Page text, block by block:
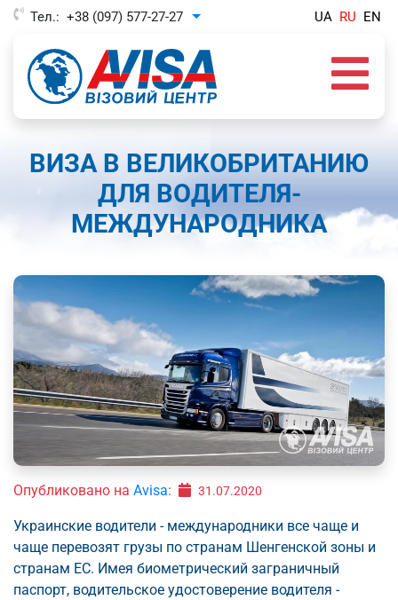
Тел.: +38 (097) 577-27-27 Toggle Dropdown UA RU EN
ВИЗА В ВЕЛИКОБРИТАНИЮ
ДЛЯ ВОДИТЕЛЯ-
МЕЖДУНАРОДНИКА
Опубликовано на Avisa: 31.07.2020
Украинские водители - международники все чаще и
чаще перевозят грузы по странам Шенгенской зоны и
странам ЕС. Имея биометрический заграничный
паспорт, водительское удостоверение водителя -